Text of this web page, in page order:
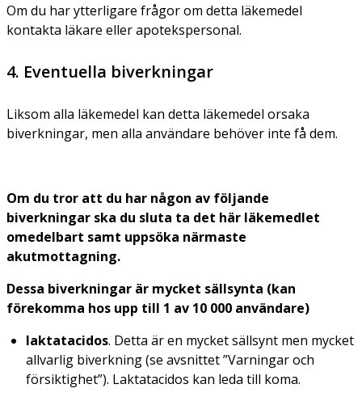
Om du har ytterligare frågor om detta läkemedel
kontakta läkare eller apotekspersonal.
4. Eventuella biverkningar
Liksom alla läkemedel kan detta läkemedel orsaka
biverkningar, men alla användare behöver inte få dem.
Om du tror att du har någon av följande
biverkningar ska du sluta ta det här läkemedlet
omedelbart samt uppsöka närmaste
akutmottagning.
Dessa biverkningar är mycket sällsynta (kan
förekomma hos upp till 1 av 10 000 användare)
laktatacidos. Detta är en mycket sällsynt men mycket
allvarlig biverkning (se avsnittet ”Varningar och
försiktighet”). Laktatacidos kan leda till koma.